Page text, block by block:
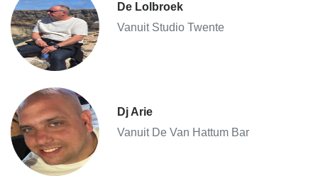
De Lolbroek
Vanuit Studio Twente
Dj Arie
Vanuit De Van Hattum Bar